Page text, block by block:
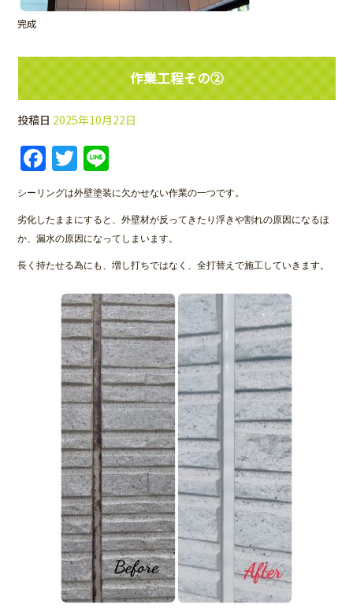
完成
作業工程その②
投稿日 2025年10月22日
Facebook
Twitter
シーリングは外壁塗装に欠かせない作業の一つです。
劣化したままにすると、外壁材が反ってきたり浮きや割れの原因になるほ
か、漏水の原因になってしまいます。
長く持たせる為にも、増し打ちではなく、全打替えで施工していきます。